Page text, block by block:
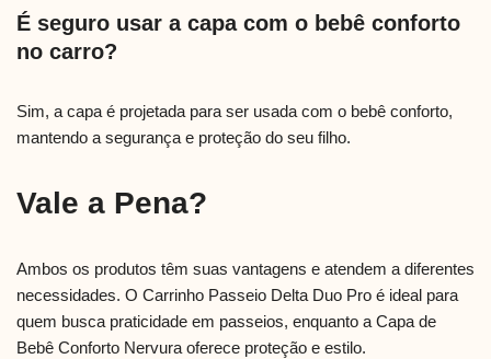
É seguro usar a capa com o bebê conforto
no carro?
Sim, a capa é projetada para ser usada com o bebê conforto,
mantendo a segurança e proteção do seu filho.
Vale a Pena?
Ambos os produtos têm suas vantagens e atendem a diferentes
necessidades. O Carrinho Passeio Delta Duo Pro é ideal para
quem busca praticidade em passeios, enquanto a Capa de
Bebê Conforto Nervura oferece proteção e estilo.